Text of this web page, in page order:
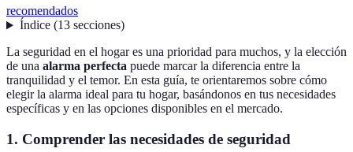
recomendados
Índice(13 secciones)
La seguridad en el hogar es una prioridad para muchos, y la elección
de una alarma perfecta puede marcar la diferencia entre la
tranquilidad y el temor. En esta guía, te orientaremos sobre cómo
elegir la alarma ideal para tu hogar, basándonos en tus necesidades
específicas y en las opciones disponibles en el mercado.
1. Comprender las necesidades de seguridad